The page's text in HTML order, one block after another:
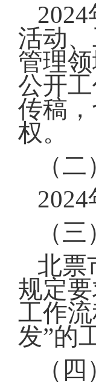
活动
管理
公开
传稿
权。
（
（
北票
规定
工作
发”的
（